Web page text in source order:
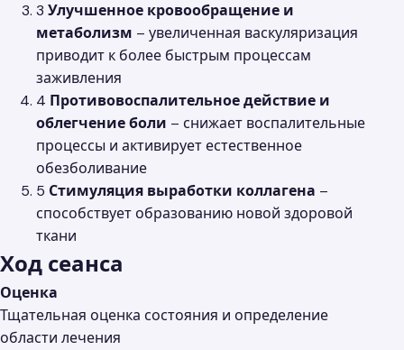
3 Улучшенное кровообращение и
метаболизм – увеличенная васкуляризация
приводит к более быстрым процессам
заживления
4 Противовоспалительное действие и
облегчение боли – снижает воспалительные
процессы и активирует естественное
обезболивание
5 Стимуляция выработки коллагена –
способствует образованию новой здоровой
ткани
Ход сеанса
Оценка
Тщательная оценка состояния и определение
области лечения